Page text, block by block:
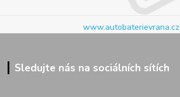
www.autobaterievrana.cz
Sledujte nás na sociálních sítích